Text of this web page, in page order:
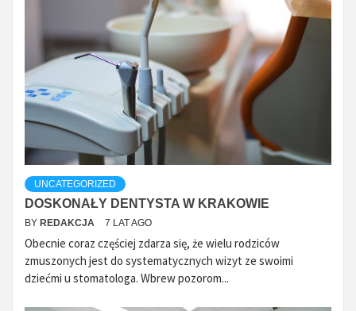
UNCATEGORIZED
DOSKONAŁY DENTYSTA W KRAKOWIE
BY REDAKCJA 7 LAT AGO
Obecnie coraz częściej zdarza się, że wielu rodziców
zmuszonych jest do systematycznych wizyt ze swoimi
dziećmi u stomatologa. Wbrew pozorom...